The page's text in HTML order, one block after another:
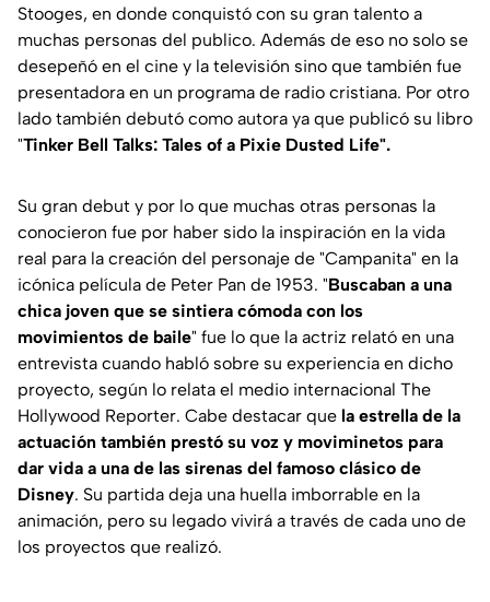
Stooges, en donde conquistó con su gran talento a
muchas personas del publico. Además de eso no solo se
desepeñó en el cine y la televisión sino que también fue
presentadora en un programa de radio cristiana. Por otro
lado también debutó como autora ya que publicó su libro
"Tinker Bell Talks: Tales of a Pixie Dusted Life".
Su gran debut y por lo que muchas otras personas la
conocieron fue por haber sido la inspiración en la vida
real para la creación del personaje de "Campanita" en la
icónica película de Peter Pan de 1953. "Buscaban a una
chica joven que se sintiera cómoda con los
movimientos de baile" fue lo que la actriz relató en una
entrevista cuando habló sobre su experiencia en dicho
proyecto, según lo relata el medio internacional The
Hollywood Reporter. Cabe destacar que la estrella de la
actuación también prestó su voz y moviminetos para
dar vida a una de las sirenas del famoso clásico de
Disney. Su partida deja una huella imborrable en la
animación, pero su legado vivirá a través de cada uno de
los proyectos que realizó.